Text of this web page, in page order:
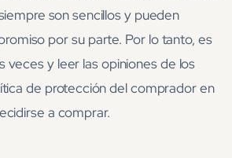
son sencillos y pueden
por su parte. Por lo tanto, es
veces y leer las opiniones de los
de protección del comprador en
a comprar.